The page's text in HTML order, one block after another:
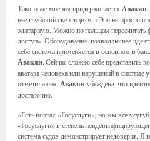
Такого же мнения придерживается Авакян:
нее глубокий скептицизм. «Это не просто
элитарную. Можно по пальцам пересчитать
доступ». Оборудование, позволяющее
себе система применяется в основном в
Авакян. Сейчас сложно себе представить
аватара человека или нарушений в системе
отметила она. Авакянубеждена, что
достаточно.
«Есть портал «Госуслуги», но мы всё
«Госуслуги» в степень
система судов демонстрирует недоверие. Я